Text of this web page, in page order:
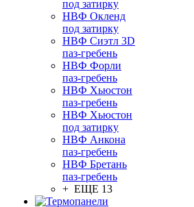
под затирку
НВФ Окленд
под затирку
НВФ Сиэтл 3D
паз-гребень
НВФ Форли
паз-гребень
НВФ Хьюстон
паз-гребень
НВФ Хьюстон
под затирку
НВФ Анкона
паз-гребень
НВФ Бретань
паз-гребень
+ ЕЩЕ 13